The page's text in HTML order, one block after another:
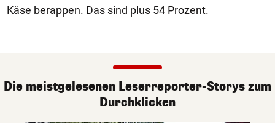
Käse berappen. Das sind plus 54 Prozent.
Die meistgelesenen Leserreporter-Storys zum
Durchklicken